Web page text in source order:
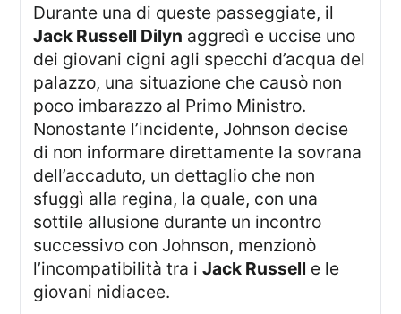
Durante una di queste passeggiate, il
Jack Russell Dilyn aggredì e uccise uno
dei giovani cigni agli specchi d’acqua del
palazzo, una situazione che causò non
poco imbarazzo al Primo Ministro.
Nonostante l’incidente, Johnson decise
di non informare direttamente la sovrana
dell’accaduto, un dettaglio che non
sfuggì alla regina, la quale, con una
sottile allusione durante un incontro
successivo con Johnson, menzionò
l’incompatibilità tra iJack Russell e le
giovani nidiacee.